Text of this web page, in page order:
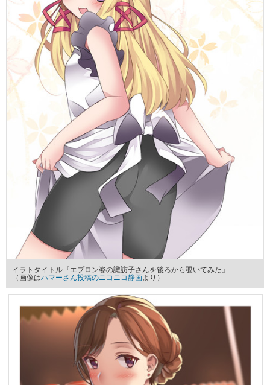
イラトタイトル『エプロン姿の諏訪子さんを後ろから覗いてみた』
（画像はハマーさん投稿のニコニコ静画より）